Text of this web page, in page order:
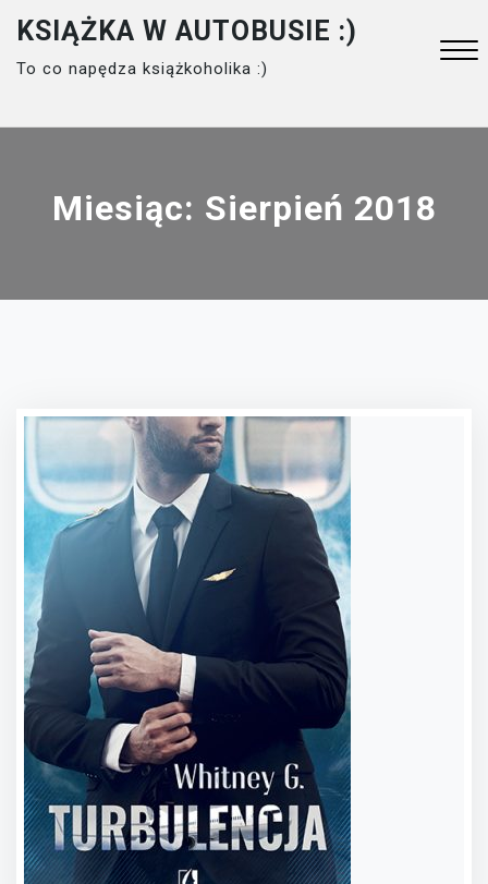
content
KSIĄŻKA W AUTOBUSIE :)
To co napędza książkoholika :)
Miesiąc: Sierpień 2018